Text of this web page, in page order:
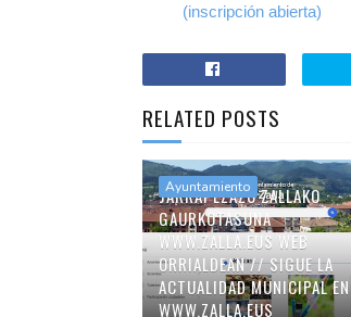
(inscripción abierta)
RELATED POSTS
Ayuntamiento
JARRAI EZAZU ZALLAKO
GAURKOTASUNA
WWW.ZALLA.EUS WEB
ORRIALDEAN // SIGUE LA
ACTUALIDAD MUNICIPAL EN
WWW.ZALLA.EUS